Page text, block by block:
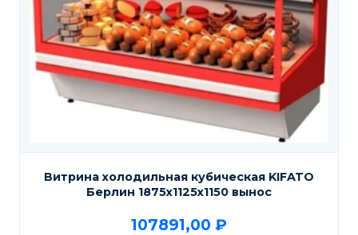
Витрина холодильная кубическая KIFATO
Берлин 1875х1125х1150 вынос
107891,00 ₽